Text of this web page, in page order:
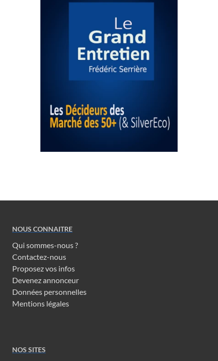
NOUS CONNAITRE
Qui sommes-nous ?
Contactez-nous
Proposez vos infos
Devenez annonceur
Données personnelles
Mentions légales
NOS SITES